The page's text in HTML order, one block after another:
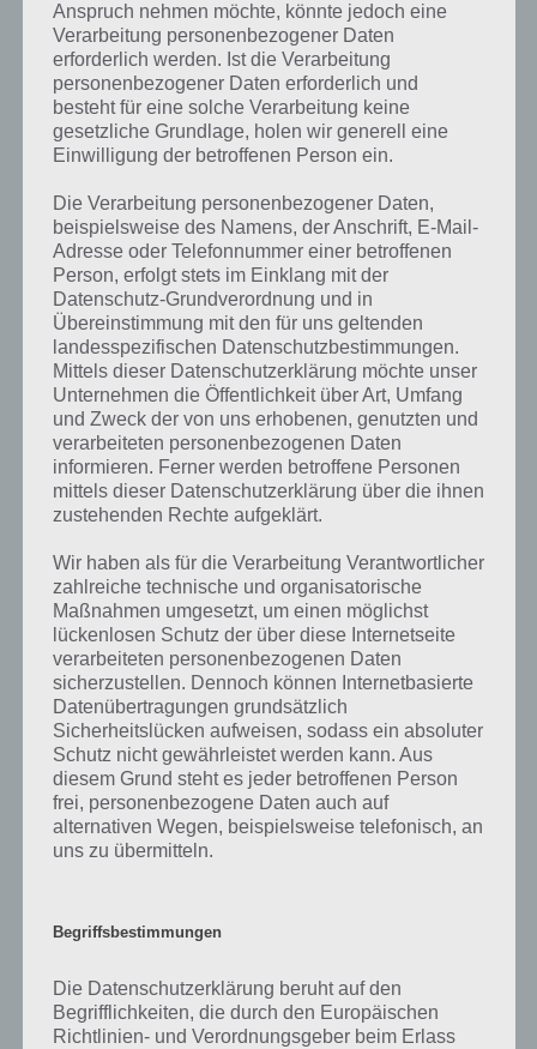
Kurze Begriffserklärung zur Lösung
Rennen
Rennen ist die Lösung für das tägliche Rätsel am 7.7.2021 in 4 Bilder 1
Wort, doch welche Bedeutung hat dieses eigentlich und was gibt es
dazu zu wissen? Passt das Wort auch zu Sommersport? Zu
bestimmten Lösungen präsentieren wir daher auch immer eine
kurze Begriffserklärung!
Bei einem Rennen handelt es sich um den Wettstreit, wer der
schnellere ist. Dabei kann es sich um ein Autorennen handeln, aber
bezeichnet. Das Verb Rennen hingegen kann auch als schnelles
laufen bezeichnet werden.
Das Nomen hat keine andere Form der Mehrzahl. Somit: das oder
die Rennen. Synonyme des Wortes sind beispielsweise Wettlauf oder
Laufen. Als Gegenwort oder Gegenteil kann das Wort Gehen
verstanden werden. Eine bekannte Redewendung ist zudem “das
Rennen machen”. Diese bedeutet, dass eine Person oder ein Tier im
Begriff ist, in die Zielgerade einzulaufen. Beispiel beim Pferderennen:
“Goldstar macht das Rennen und beschert seinem Besitzer das
Preisgeld von 10.000 Euro”. Der Begriff ist darüber hinaus ein
Familienname. Wie etwa Peter von der Rennen (1607-1669), der als
im heutigen Sprachgebrauch sehr häufig verwendet, die Aussprache
Anspruch nehmen möchte, könnte jedoch eine
Verarbeitung personenbezogener Daten
erforderlich werden. Ist die Verarbeitung
personenbezogener Daten erforderlich und
besteht für eine solche Verarbeitung keine
gesetzliche Grundlage, holen wir generell eine
Einwilligung der betroffenen Person ein.
Die Verarbeitung personenbezogener Daten,
beispielsweise des Namens, der Anschrift, E-Mail-
Adresse oder Telefonnummer einer betroffenen
Person, erfolgt stets im Einklang mit der
Datenschutz-Grundverordnung und in
Übereinstimmung mit den für uns geltenden
landesspezifischen Datenschutzbestimmungen.
Mittels dieser Datenschutzerklärung möchte unser
Unternehmen die Öffentlichkeit über Art, Umfang
und Zweck der von uns erhobenen, genutzten und
verarbeiteten personenbezogenen Daten
informieren. Ferner werden betroffene Personen
mittels dieser Datenschutzerklärung über die ihnen
zustehenden Rechte aufgeklärt.
Wir haben als für die Verarbeitung Verantwortlicher
zahlreiche technische und organisatorische
Maßnahmen umgesetzt, um einen möglichst
lückenlosen Schutz der über diese Internetseite
verarbeiteten personenbezogenen Daten
sicherzustellen. Dennoch können Internetbasierte
Datenübertragungen grundsätzlich
Sicherheitslücken aufweisen, sodass ein absoluter
Schutz nicht gewährleistet werden kann. Aus
diesem Grund steht es jeder betroffenen Person
frei, personenbezogene Daten auch auf
alternativen Wegen, beispielsweise telefonisch, an
uns zu übermitteln.
Begriffsbestimmungen
Die Datenschutzerklärung beruht auf den
Begrifflichkeiten, die durch den Europäischen
Richtlinien- und Verordnungsgeber beim Erlass